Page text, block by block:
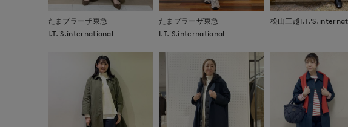
たまプラーザ東急
I.T.'S.international
たまプラーザ東急
I.T.'S.international
松山三越